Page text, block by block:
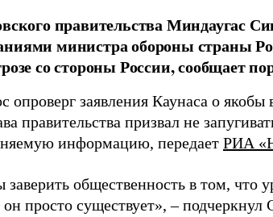
правительства Миндаугас
министра обороны страны
со стороны России, сообщает
опроверг заявления Каунаса о
правительства призвал не
информацию, передает РИА
заверить общественность в том, что
просто существует», – подчеркнул